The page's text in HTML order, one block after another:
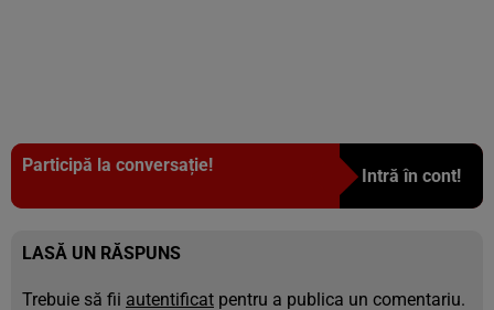
Participă la conversație!
Intră în cont!
LASĂ UN RĂSPUNS
Trebuie să fii autentificat pentru a publica un comentariu.